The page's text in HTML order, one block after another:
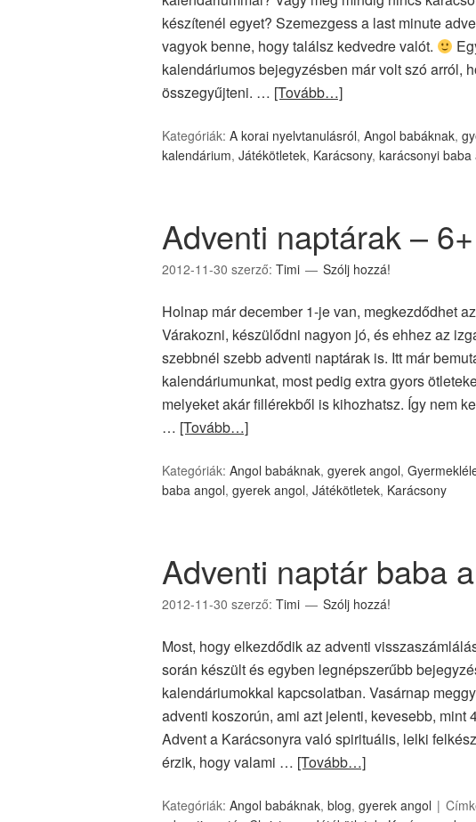
készítenél egyet? Szemezgess a last minute
vagyok benne, hogy találsz kedvedre valót.
kalendáriumos bejegyzésben már volt szó arról,
összegyűjteni. … [Tovább…]
Kategóriák: A korai nyelvtanulásról, Angol babáknak,
kalendárium, Játékötletek, Karácsony, karácsonyi baba
Adventi naptárak –
2012-11-30 szerző: Timi Szólj hozzá!
Holnap már december 1-je van, megkezdődhet
Várakozni, készülődni nagyon jó, és ehhez az
szebbnél szebb adventi naptárak is. Itt már
kalendáriumunkat, most pedig extra gyors
melyeket akár fillérekből is kihozhatsz. Így nem
… [Tovább…]
Kategóriák: Angol babáknak, gyerek angol,
baba angol, gyerek angol, Játékötletek, Karácsony
Adventi naptár baba
2012-11-30 szerző: Timi Szólj hozzá!
Most, hogy elkezdődik az adventi
során készült és egyben legnépszerűbb
kalendáriumokkal kapcsolatban. Vasárnap
adventi koszorún, ami azt jelenti, kevesebb, mint
Advent a Karácsonyra való spirituális, lelki
érzik, hogy valami … [Tovább…]
Kategóriák: Angol babáknak, blog, gyerek angol